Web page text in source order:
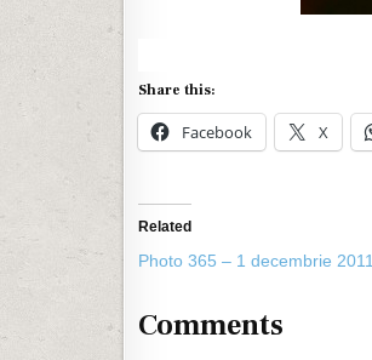
Share this:
Facebook X
Related
Photo 365 – 1 decembrie 2011
Comments